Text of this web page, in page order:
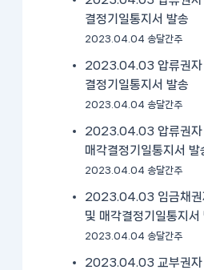
결정기일통지서 발송
2023.04.04 송달간주
2023.04.03 압류권자
결정기일통지서 발송
2023.04.04 송달간주
2023.04.03 압류권자
매각결정기일통지서 발
2023.04.04 송달간주
2023.04.03 임금채권
및 매각결정기일통지서
2023.04.04 송달간주
2023.04.03 교부권자